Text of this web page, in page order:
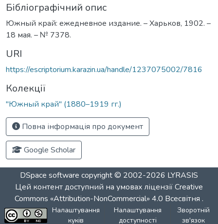
Бібліографічний опис
Южный край: ежедневное издание. – Харьков, 1902. –
18 мая. – № 7378.
URI
https://escriptorium.karazin.ua/handle/1237075002/7816
Колекції
"Южный край" (1880–1919 гг.)
Повна інформація про документ
Google Scholar
DSpace software copyright © 2002-2026 LYRASIS
Цей контент доступний на умовах ліцензіїCreative
Commons «Attribution-NonCommercial» 4.0 Всесвітня .
Налаштування
куків
Налаштування
доступності
Зворотній
зв'язок